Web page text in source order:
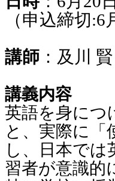
（申込締切:6
講師 ：及川
講義内容
英語を身につ
と、実際に「
し、日本で
習者が意識的